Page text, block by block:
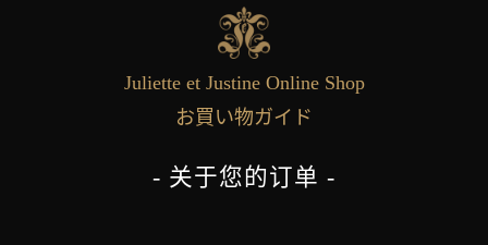
Juliette et Justine Online Shop
お買い物ガイド
- 关于您的订单 -